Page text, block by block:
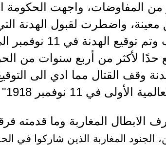
من المفاوضات، واجهت الحكومة
معينة، واضطرت لقبول الهدنة
المستحيل عليها مواصلة
حدًا لأكثر من أربع سنوات من
وقف القتال مما ادي الى
في 11 نوفمبر 1918"
الابطال المغاربة وما قدمته
المغاربة الذين شاركوا في